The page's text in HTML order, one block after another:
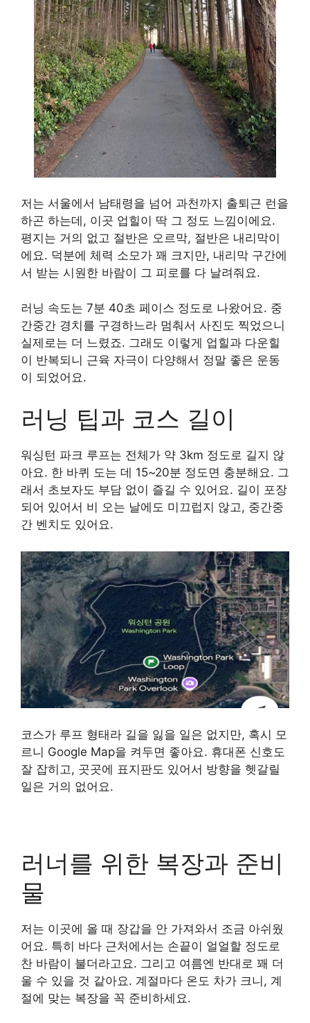
저는 서울에서 남태령을 넘어 과천까지 출퇴근 런을
하곤 하는데, 이곳 업힐이 딱 그 정도 느낌이에요.
평지는 거의 없고 절반은 오르막, 절반은 내리막이
에요. 덕분에 체력 소모가 꽤 크지만, 내리막 구간에
서 받는 시원한 바람이 그 피로를 다 날려줘요.
러닝 속도는 7분 40초 페이스 정도로 나왔어요. 중
간중간 경치를 구경하느라 멈춰서 사진도 찍었으니
실제로는 더 느렸죠. 그래도 이렇게 업힐과 다운힐
이 반복되니 근육 자극이 다양해서 정말 좋은 운동
이 되었어요.
러닝 팁과 코스 길이
워싱턴 파크 루프는 전체가 약 3km 정도로 길지 않
아요. 한 바퀴 도는 데 15~20분 정도면 충분해요. 그
래서 초보자도 부담 없이 즐길 수 있어요. 길이 포장
되어 있어서 비 오는 날에도 미끄럽지 않고, 중간중
간 벤치도 있어요.
코스가 루프 형태라 길을 잃을 일은 없지만, 혹시 모
르니 Google Map을 켜두면 좋아요. 휴대폰 신호도
잘 잡히고, 곳곳에 표지판도 있어서 방향을 헷갈릴
일은 거의 없어요.
러너를 위한 복장과 준비
물
저는 이곳에 올 때 장갑을 안 가져와서 조금 아쉬웠
어요. 특히 바다 근처에서는 손끝이 얼얼할 정도로
찬 바람이 불더라고요. 그리고 여름엔 반대로 꽤 더
울 수 있을 것 같아요. 계절마다 온도 차가 크니, 계
절에 맞는 복장을 꼭 준비하세요.